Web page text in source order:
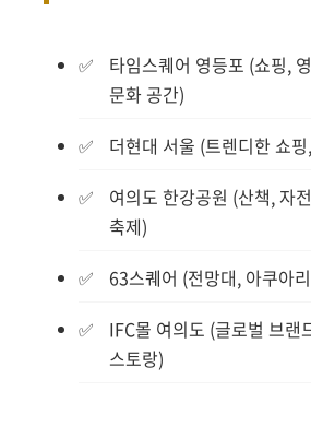
타임스퀘어 영등포 (쇼핑,
문화 공간)
더현대 서울 (트렌디한 쇼
여의도 한강공원 (산책, 자
축제)
63스퀘어 (전망대, 아쿠아
IFC몰 여의도 (글로벌 브랜
스토랑)